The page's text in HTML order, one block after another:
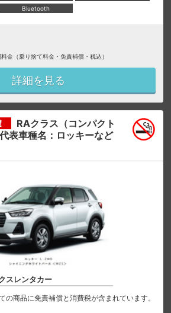
Bluetooth
金（乗り捨て料金・免責補償・税込）
詳細を見る
RAクラス（コンパクト
表車種名：ロッキーなど
スレンタカー
商品に免責補償と消費税が含まれています。